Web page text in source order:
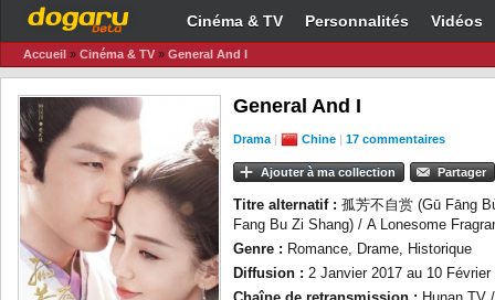
Cinéma & TV Personnalités Vidéos
Accueil » Cinéma & TV » General And I
General And I
Drama | Chine | 17 commentaires
Ajouter à ma collection Partager
Titre alternatif : 孤芳不自赏 (Gū Fāng
Fang Bu Zi Shang) / A Lonesome
Genre : Romance, Drame, Historique
Diffusion : 2 Janvier 2017 au 10 Février